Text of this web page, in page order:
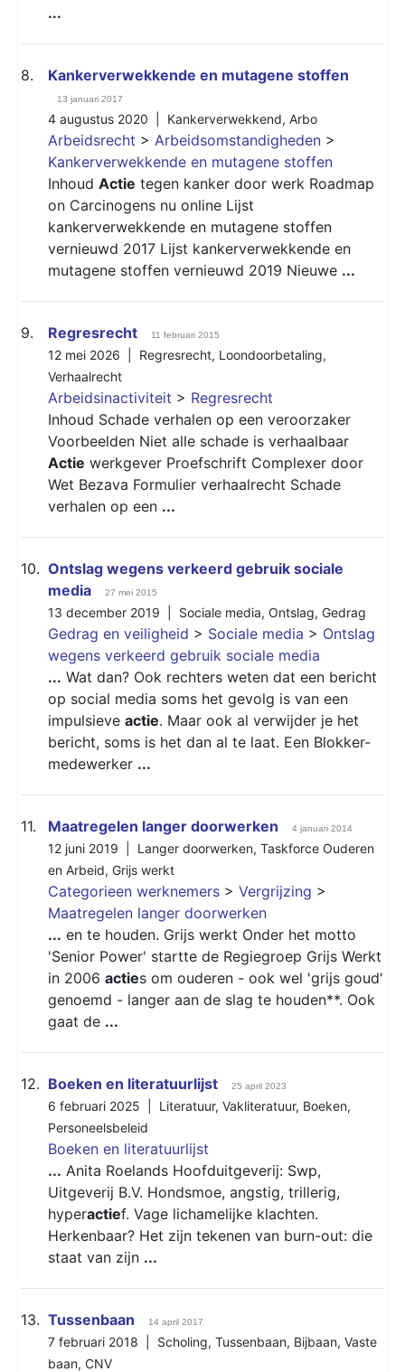
...
8. Kankerverwekkende en mutagene stoffen
13 januari 2017
4 augustus 2020 | Kankerverwekkend, Arbo
Arbeidsrecht > Arbeidsomstandigheden >
Kankerverwekkende en mutagene stoffen
Inhoud Actie tegen kanker door werk Roadmap
on Carcinogens nu online Lijst
kankerverwekkende en mutagene stoffen
vernieuwd 2017 Lijst kankerverwekkende en
mutagene stoffen vernieuwd 2019 Nieuwe ...
9. Regresrecht 11 februari 2015
12 mei 2026 | Regresrecht, Loondoorbetaling,
Verhaalrecht
Arbeidsinactiviteit > Regresrecht
Inhoud Schade verhalen op een veroorzaker
Voorbeelden Niet alle schade is verhaalbaar
Actie werkgever Proefschrift Complexer door
Wet Bezava Formulier verhaalrecht Schade
verhalen op een ...
10. Ontslag wegens verkeerd gebruik sociale
media
27 mei 2015
13 december 2019 | Sociale media, Ontslag, Gedrag
Gedrag en veiligheid > Sociale media > Ontslag
wegens verkeerd gebruik sociale media
... Wat dan? Ook rechters weten dat een bericht
op social media soms het gevolg is van een
impulsieve actie. Maar ook al verwijder je het
bericht, soms is het dan al te laat. Een Blokker-
medewerker ...
11. Maatregelen langer doorwerken 4 januari 2014
12 juni 2019 | Langer doorwerken, Taskforce Ouderen
en Arbeid, Grijs werkt
Categorieen werknemers > Vergrijzing >
Maatregelen langer doorwerken
... en te houden. Grijs werkt Onder het motto
'Senior Power' startte de Regiegroep Grijs Werkt
in 2006 acties om ouderen - ook wel 'grijs goud'
genoemd - langer aan de slag te houden**. Ook
gaat de ...
12. Boeken en literatuurlijst 25 april 2023
6 februari 2025 | Literatuur, Vakliteratuur, Boeken,
Personeelsbeleid
Boeken en literatuurlijst
... Anita Roelands Hoofduitgeverij: Swp,
Uitgeverij B.V. Hondsmoe, angstig, trillerig,
hyperactief. Vage lichamelijke klachten.
Herkenbaar? Het zijn tekenen van burn-out: die
staat van zijn ...
13. Tussenbaan 14 april 2017
7 februari 2018 | Scholing, Tussenbaan, Bijbaan, Vaste
baan, CNV